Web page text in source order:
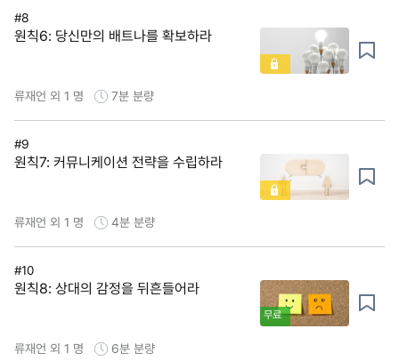
#8
원칙6: 당신만의 배트나를 확보하라
류재언 외 1 명 7분 분량
#9
원칙7: 커뮤니케이션 전략을 수립하라
류재언 외 1 명 4분 분량
#10
원칙8: 상대의 감정을 뒤흔들어라
무료
류재언 외 1 명 6분 분량